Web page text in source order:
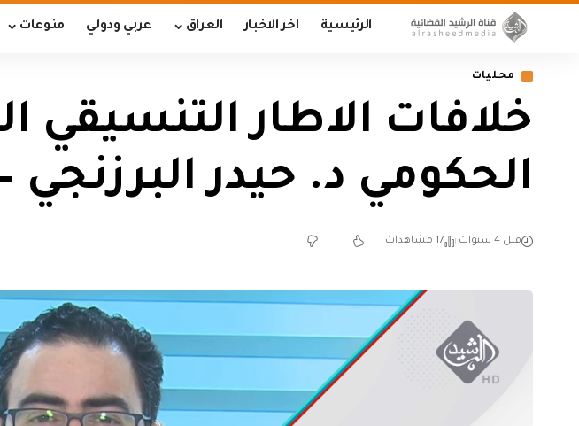
الرئيسية اخر الاخبار العراق عربي ودولي منوعات
محليات
خلافات الاطار التنسيقي
الحكومي د. حيدر
قبل 4 سنوات 17 مشاهدات